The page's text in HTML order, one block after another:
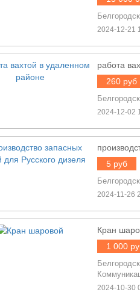
2024-12-21
работа
260 руб
2024-12-02
5 руб
2024-11-26
Кран
1 000
2024-10-30